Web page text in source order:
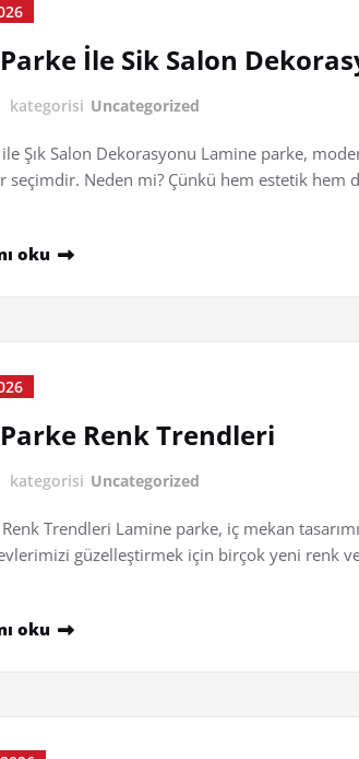
İle Sik Salon
kategorisi Uncategorized
Şık Salon Dekorasyonu Lamine parke,
seçimdir. Neden mi? Çünkü hem estetik hem
oku
Renk Trendleri
kategorisi Uncategorized
Trendleri Lamine parke, iç mekan
güzelleştirmek için birçok yeni renk
oku